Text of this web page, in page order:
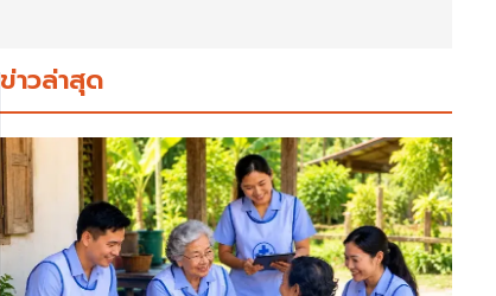
ข่าวล่าสุด